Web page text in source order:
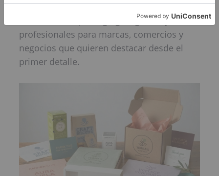
personalizado Madridofrecemos
soluciones de packaging elegantes y
profesionales para marcas, comercios y
negocios que quieren destacar desde el
primer detalle.